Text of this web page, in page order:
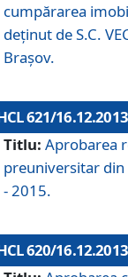
cumpărarea
deţinut de S.C.
Braşov.
621/16.12.2013
Titlu: Aprobarea
preuniversitar
- 2015.
620/16.12.2013